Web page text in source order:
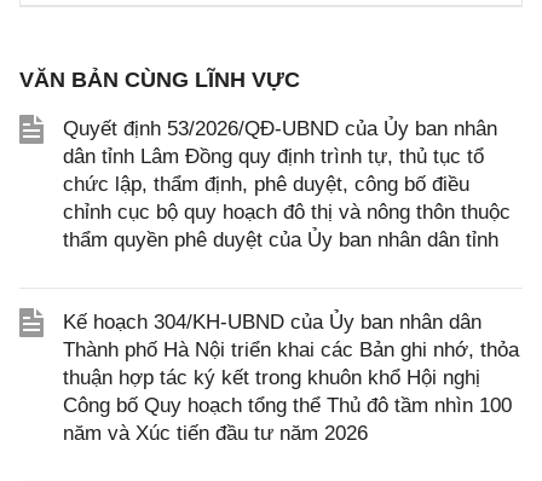
VĂN BẢN CÙNG LĨNH VỰC
Quyết định 53/2026/QĐ-UBND của Ủy ban nhân
dân tỉnh Lâm Đồng quy định trình tự, thủ tục tổ
chức lập, thẩm định, phê duyệt, công bố điều
chỉnh cục bộ quy hoạch đô thị và nông thôn thuộc
thẩm quyền phê duyệt của Ủy ban nhân dân tỉnh
Kế hoạch 304/KH-UBND của Ủy ban nhân dân
Thành phố Hà Nội triển khai các Bản ghi nhớ, thỏa
thuận hợp tác ký kết trong khuôn khổ Hội nghị
Công bố Quy hoạch tổng thể Thủ đô tầm nhìn 100
năm và Xúc tiến đầu tư năm 2026